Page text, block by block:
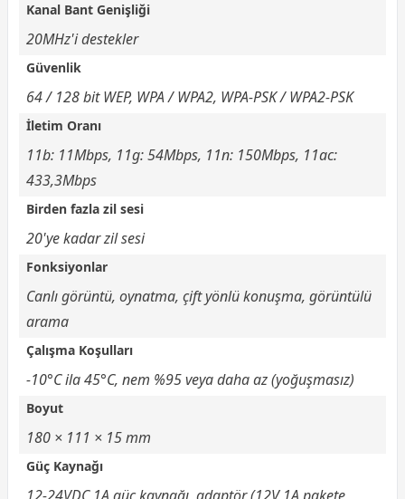
Kanal Bant Genişliği
20MHz'i destekler
Güvenlik
64 / 128 bit WEP, WPA / WPA2, WPA-PSK / WPA2-PSK
İletim Oranı
11b: 11Mbps, 11g: 54Mbps, 11n: 150Mbps, 11ac:
433,3Mbps
Birden fazla zil sesi
20'ye kadar zil sesi
Fonksiyonlar
Canlı görüntü, oynatma, çift yönlü konuşma, görüntülü
arama
Çalışma Koşulları
-10°C ila 45°C, nem %95 veya daha az (yoğuşmasız)
Boyut
180 × 111 × 15 mm
Güç Kaynağı